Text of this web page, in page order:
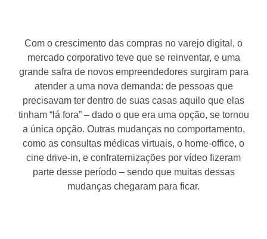
Com o crescimento das compras no varejo digital, o
mercado corporativo teve que se reinventar, e uma
grande safra de novos empreendedores surgiram para
atender a uma nova demanda: de pessoas que
precisavam ter dentro de suas casas aquilo que elas
tinham “lá fora” – dado o que era uma opção, se tornou
a única opção. Outras mudanças no comportamento,
como as consultas médicas virtuais, o home-office, o
cine drive-in, e confraternizações por vídeo fizeram
parte desse período – sendo que muitas dessas
mudanças chegaram para ficar.